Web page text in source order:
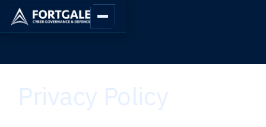
Privacy Policy